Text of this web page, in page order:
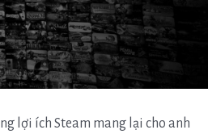
lợi ích Steam mang lại cho anh